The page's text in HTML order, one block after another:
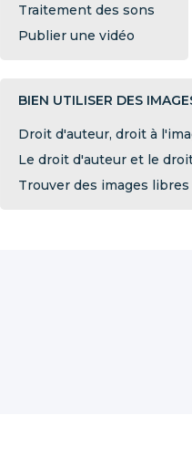
Traitement des sons
Publier une vidéo
BIEN UTILISER DES
Droit d'auteur, droit à
Le droit d'auteur et le
Trouver des images